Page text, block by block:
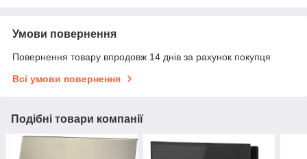
Умови повернення
Повернення товару впродовж 14 днів за рахунок покупця
Всі умови повернення
Подібні товари компанії